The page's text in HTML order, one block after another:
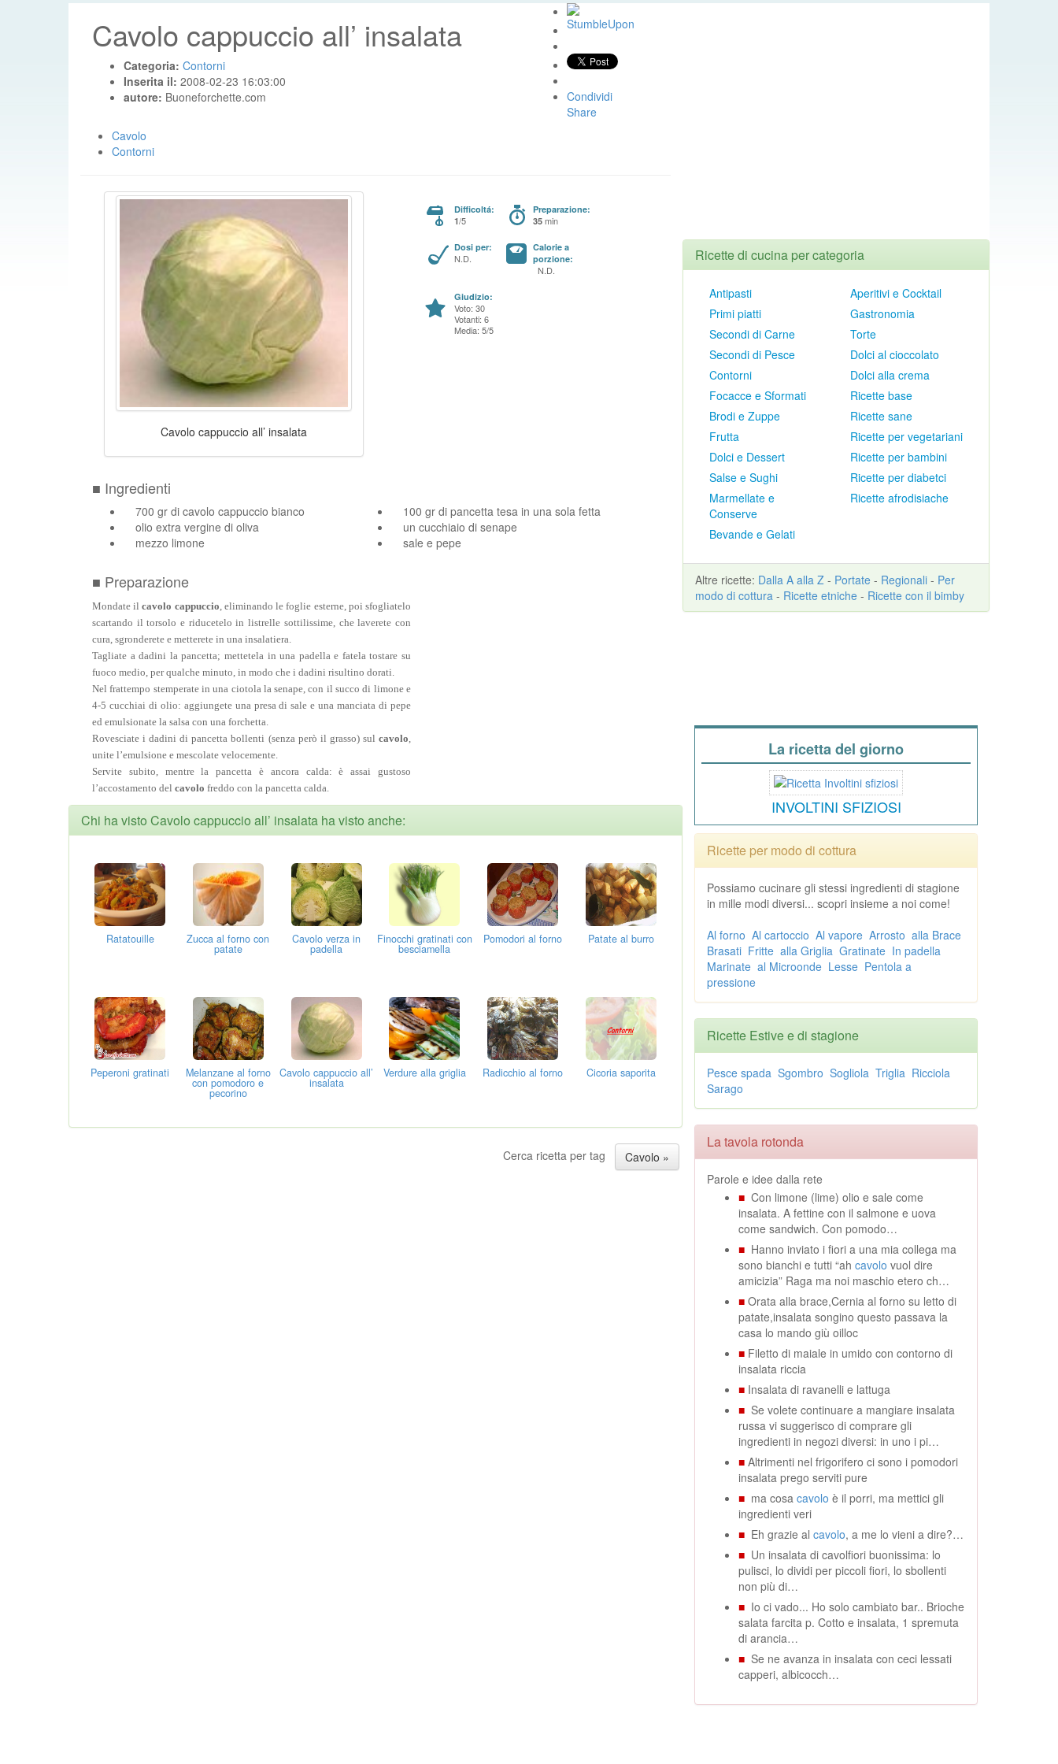
Cavolo cappuccio all’ insalata
Categoria: Contorni
Inserita il: 2008-02-23 16:03:00
autore: Buoneforchette.com
Condividi
Share
Cavolo
Contorni
Cavolo cappuccio all’ insalata
Difficoltá:
1/5
Preparazione:
35 min
Dosi per:
N.D.
Calorie a
porzione:
N.D.
Giudizio:
Voto: 30
Votanti: 6
Media: 5/5
■ Ingredienti
700 gr di cavolo cappuccio bianco
100 gr di pancetta tesa in una sola fetta
olio extra vergine di oliva
un cucchiaio di senape
mezzo limone
sale e pepe
■ Preparazione
Mondate ilcavolo cappuccio, eliminando le foglie esterne, poi sfogliatelo
scartando il torsolo e riducetelo in listrelle sottilissime, che laverete con
cura, sgronderete e metterete in una insalatiera.
Tagliate a dadini la pancetta; mettetela in una padella e fatela tostare su
fuoco medio, per qualche minuto, in modo che i dadini risultino dorati.
Nel frattempo stemperate in una ciotola la senape, con il succo di limone e
4-5 cucchiai di olio: aggiungete una presa di sale e una manciata di pepe
ed emulsionate la salsa con una forchetta.
Rovesciate i dadini di pancetta bollenti (senza però il grasso) sul cavolo,
unite l’emulsione e mescolate velocemente.
Servite subito, mentre la pancetta è ancora calda: è assai gustoso
l’accostamento del cavolo freddo con la pancetta calda.
Chi ha visto Cavolo cappuccio all’ insalata ha visto anche:
Ratatouille Zucca al forno con
patate
Cavolo verza in
padella
Finocchi gratinati con
besciamella
Pomodori al forno Patate al burro
Peperoni gratinati Melanzane al forno
con pomodoro e
pecorino
Cavolo cappuccio all’
insalata
Verdure alla griglia Radicchio al forno Cicoria saporita
Cerca ricetta per tag Cavolo »
Ricette di cucina per categoria
Antipasti
Primi piatti
Secondi di Carne
Secondi di Pesce
Contorni
Focacce e Sformati
Brodi e Zuppe
Frutta
Dolci e Dessert
Salse e Sughi
Marmellate e
Conserve
Bevande e Gelati
Aperitivi e Cocktail
Gastronomia
Torte
Dolci al cioccolato
Dolci alla crema
Ricette base
Ricette sane
Ricette per vegetariani
Ricette per bambini
Ricette per diabetci
Ricette afrodisiache
Altre ricette: Dalla A alla Z - Portate - Regionali - Per
modo di cottura - Ricette etniche - Ricette con il bimby
La ricetta del giorno
INVOLTINI SFIZIOSI
Ricette per modo di cottura
Possiamo cucinare gli stessi ingredienti di stagione
in mille modi diversi... scopri insieme a noi come!
Al forno Al cartoccio Al vapore Arrosto alla Brace
Brasati Fritte alla Griglia Gratinate In padella
Marinate al Microonde Lesse Pentola a
pressione
Ricette Estive e di stagione
Pesce spada Sgombro Sogliola Triglia Ricciola
Sarago
La tavola rotonda
Parole e idee dalla rete
■ Con limone (lime) olio e sale come
insalata. A fettine con il salmone e uova
come sandwich. Con pomodo…
■ Hanno inviato i fiori a una mia collega ma
sono bianchi e tutti “ah cavolo vuol dire
amicizia” Raga ma noi maschio etero ch…
■ Orata alla brace,Cernia al forno su letto di
patate,insalata songino questo passava la
casa lo mando giù oilloc
■ Filetto di maiale in umido con contorno di
insalata riccia
■ Insalata di ravanelli e lattuga
■ Se volete continuare a mangiare insalata
russa vi suggerisco di comprare gli
ingredienti in negozi diversi: in uno i pi…
■ Altrimenti nel frigorifero ci sono i pomodori
insalata prego serviti pure
■ ma cosa cavolo è il porri, ma mettici gli
ingredienti veri
■ Eh grazie al cavolo, a me lo vieni a dire?…
■ Un insalata di cavolfiori buonissima: lo
pulisci, lo dividi per piccoli fiori, lo sbollenti
non più di…
■ Io ci vado... Ho solo cambiato bar.. Brioche
salata farcita p. Cotto e insalata, 1 spremuta
di arancia…
■ Se ne avanza in insalata con ceci lessati
capperi, albicocch…